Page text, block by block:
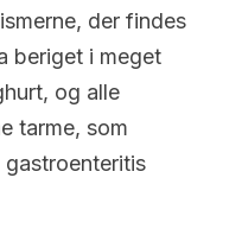
der findes
beriget i meget
og alle
tarme, som